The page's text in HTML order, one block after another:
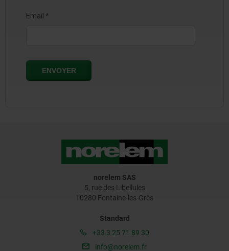
norelem SAS
5, rue des Libellules
10280 Fontaine-les-Grès
Standard
+33 3 25 71 89 30
info@norelem.fr